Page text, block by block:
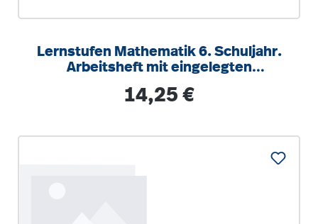
Lernstufen Mathematik 6. Schuljahr.
Arbeitsheft mit eingelegten
Regulärer Preis:
14,25 €